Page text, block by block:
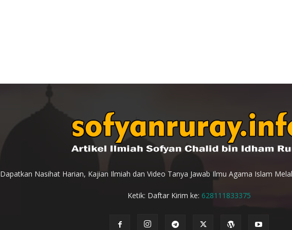
Dapatkan Nasihat Harian, Kajian Ilmiah dan Video Tanya Jawab Ilmu Agama Islam
Ketik: Daftar Kirim ke: 628111833375